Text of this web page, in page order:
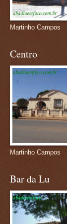
Martinho Campos
Centro
Martinho Campos
Bar da Lu